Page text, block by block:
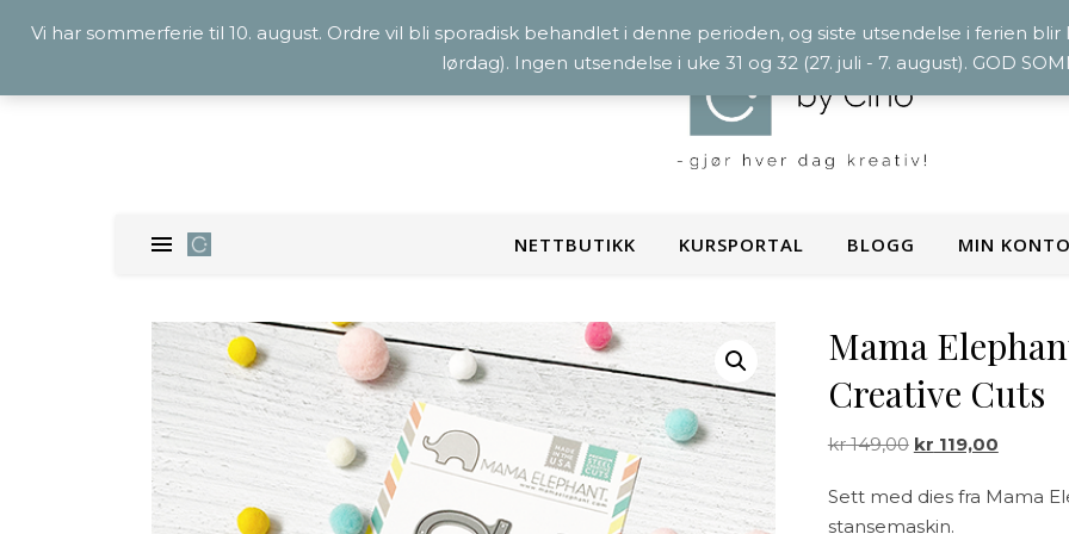
NETTBUTIKK KURSPORTAL BLOGG MIN KONTO
Mama
Creative Cuts
kr149,00 Opprinnelig pris
kr 119,00
Sett med dies fra Mama
stansemaskin.
Vi har sommerferie til 10. august. Ordre vil bli sporadisk behandlet i denne perioden, og siste utsendelse i ferien
lørdag). Ingen utsendelse i uke 31 og 32 (27. juli - 7. august). GOD